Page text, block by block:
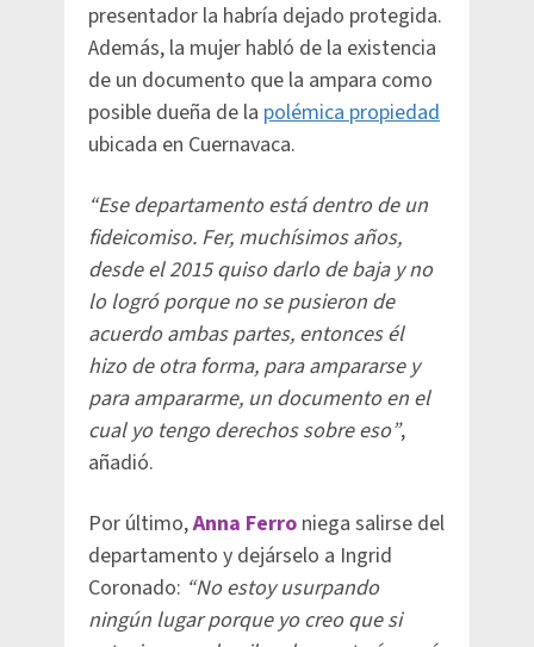
presentador la habría dejado protegida.
Además, la mujer habló de la existencia
de un documento que la ampara como
posible dueña de la polémica propiedad
ubicada en Cuernavaca.
“Ese departamento está dentro de un
fideicomiso. Fer, muchísimos años,
desde el 2015 quiso darlo de baja y no
lo logró porque no se pusieron de
acuerdo ambas partes, entonces él
hizo de otra forma, para ampararse y
para ampararme, un documento en el
cual yo tengo derechos sobre eso”,
añadió.
Por último,Anna Ferro niega salirse del
departamento y dejárselo a Ingrid
Coronado: “No estoy usurpando
ningún lugar porque yo creo que si